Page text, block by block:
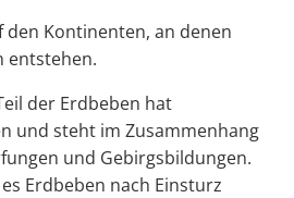
den Kontinenten, an denen
entstehen.
der Erdbeben hat
und steht im Zusammenhang
und Gebirgsbildungen.
Erdbeben nach Einsturz